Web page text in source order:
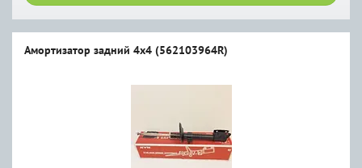
Амортизатор задний 4х4 (562103964R)